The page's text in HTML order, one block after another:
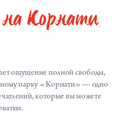
Корнати
ощущение полной свободы,
парку «Корнати» — одно
которые вы можете